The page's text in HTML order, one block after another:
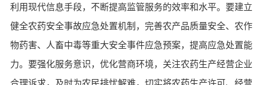
利用现代信息手段，不断提高监管服务的效率和水平。要建立
健全农药安全事故应急处置机制，完善农产品质量安全、农作
物药害、人畜中毒等重大安全事件应急预案，提高应急处置能
力。要强化服务意识，优化营商环境，关注农药生产经营企业